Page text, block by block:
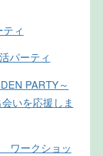
ィ
パーティ
PARTY～
いを応援しま
ワークショッ